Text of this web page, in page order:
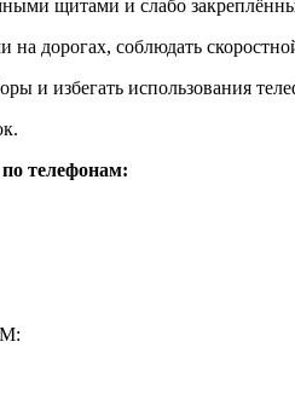
щитами и слабо
на дорогах, соблюдать
и избегать использования
телефонам: